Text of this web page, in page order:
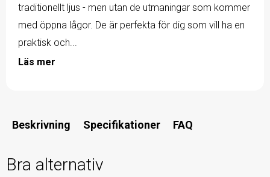
traditionellt ljus - men utan de utmaningar som kommer
med öppna lågor. De är perfekta för dig som vill ha en
praktisk och...
Läs mer
Beskrivning Specifikationer FAQ
Bra alternativ